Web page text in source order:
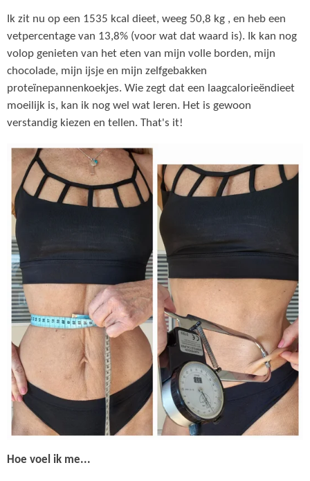
Ik zit nu op een 1535 kcal dieet, weeg 50,8 kg , en heb een
vetpercentage van 13,8% (voor wat dat waard is). Ik kan nog
volop genieten van het eten van mijn volle borden, mijn
chocolade, mijn ijsje en mijn zelfgebakken
proteïnepannenkoekjes. Wie zegt dat een laagcalorieëndieet
moeilijk is, kan ik nog wel wat leren. Het is gewoon
verstandig kiezen en tellen. That's it!
Hoe voel ik me...